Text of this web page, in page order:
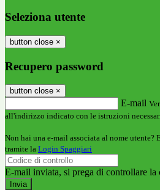
Seleziona utente
button close ×
Recupero password
button close ×
E-mail
all'indirizzo indicato con le istruzioni
Non hai una e-mail associata al nome utente?
tramite la Login Spaggiari
E-mail inviata, si prega di controllare la